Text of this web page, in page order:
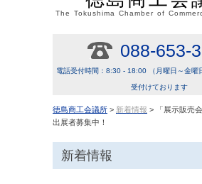
The Tokushima Chamber of
088-653-
電話受付時間：8:30 - 18:00 （月曜日～金曜
受付けております
徳島商工会議所 > 新着情報 > 「展示販売
出展者募集中！
新着情報